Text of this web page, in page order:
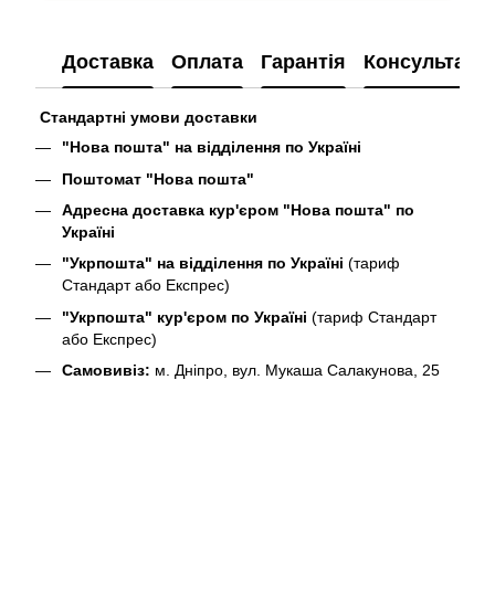
Доставка Оплата Гарантія Консультація
Стандартні умови доставки
"Нова пошта" на відділення по Україні
Поштомат "Нова пошта"
Адресна доставка кур'єром "Нова пошта" по
Україні
"Укрпошта" на відділення по Україні (тариф
Стандарт або Експрес)
"Укрпошта" кур'єром по Україні (тариф Стандарт
або Експрес)
Самовивіз: м. Дніпро, вул. Мукаша Салакунова, 25